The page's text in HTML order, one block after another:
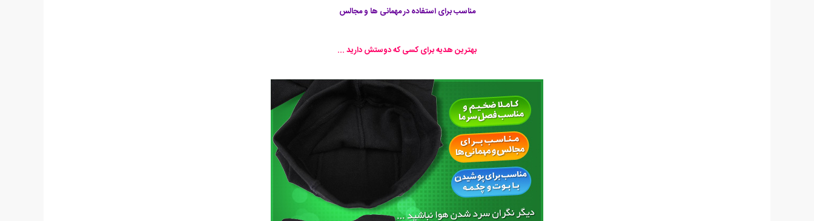
مناسب برای استفاده در مهمانی ها و مجالس
بهترین هدیه برای کسی که دوستش دارید ...